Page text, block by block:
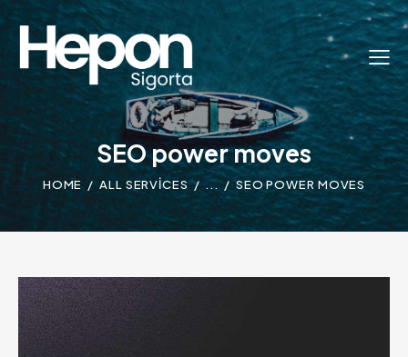
SEO power moves
HOME ALL SERVICES ... SEO POWER MOVES